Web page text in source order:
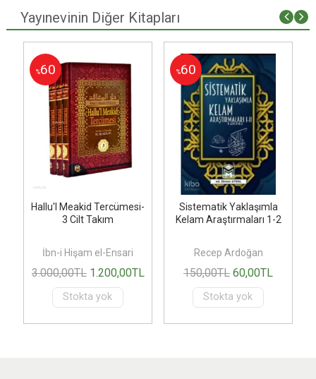
Yayınevinin Diğer Kitapları
%60
Hallu'l Meakid Tercümesi-
3 Cilt Takım
İbn-i Hişam el-Ensari
3.000,00TL 1.200,00TL
Stokta yok
%60
Sistematik Yaklaşımla
Kelam Araştırmaları 1-2
Recep Ardoğan
150,00TL 60,00TL
Stokta yok